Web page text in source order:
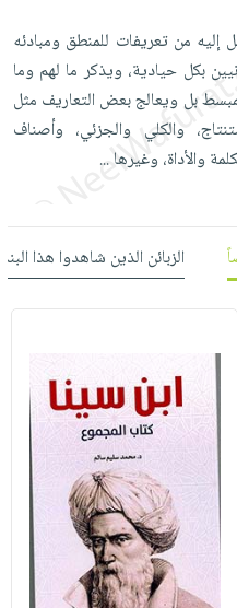
من تعريفات للمنطق ومبادئه
بكل حيادية، ويذكر ما لهم وما
بل ويعالج بعض التعاريف مثل
والكلي والجزئي، وأصناف
والأداة، وغيرها...
الزبائن الذين شاهدوا هذا